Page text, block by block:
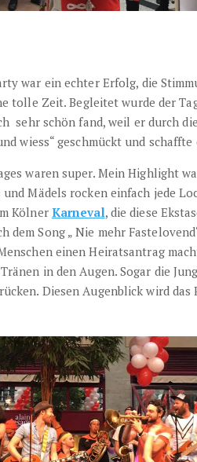
war ein echter Erfolg, die
tolle Zeit. Begleitet wurde der
sehr schön fand, weil er durch
wiess“ geschmückt und
waren super. Mein Highlight
und Mädels rocken einfach jede
Kölner Karneval, die diese
dem Song „ Nie mehr
einen Heiratsantrag
in den Augen. Sogar die
Diesen Augenblick wird